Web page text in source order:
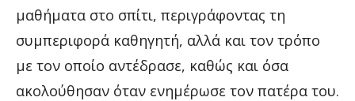
μαθήματα στο σπίτι, περιγράφοντας τη
συμπεριφορά καθηγητή, αλλά και τον τρόπο
με τον οποίο αντέδρασε, καθώς και όσα
ακολούθησαν όταν ενημέρωσε τον πατέρα του.